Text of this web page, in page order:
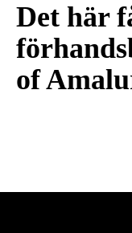
Det här
of